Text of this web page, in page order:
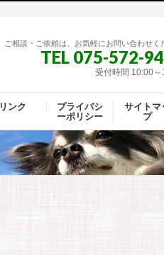
ご相談・ご依頼は、お気軽にお問い合わせく
TEL 075-572-
受付時間 10:00
リンク
プライバシ
ーポリシー
サイトマ
プ